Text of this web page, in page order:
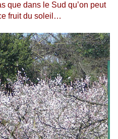
que dans le Sud qu’on peut
fruit du soleil…